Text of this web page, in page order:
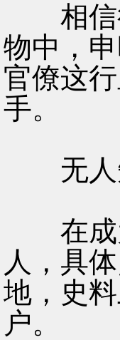
相信很
物中，
官僚这
手。
无人
在成为
人，具
地，史
户。